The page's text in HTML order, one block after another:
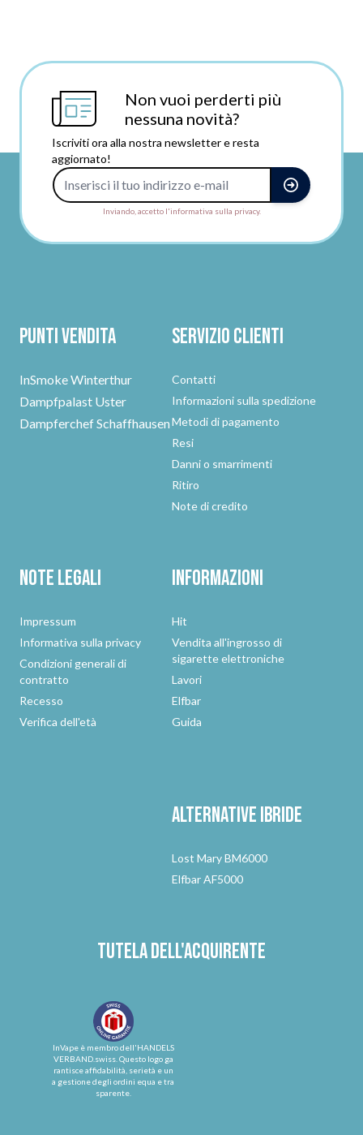
Non vuoi perderti più
nessuna novità?
Iscriviti ora alla nostra newsletter e resta
aggiornato!
Inviando, accetto l'informativa sulla privacy.
Punti vendita
InSmoke Winterthur
Dampfpalast Uster
Dampferchef Schaffhausen
Servizio clienti
Contatti
Informazioni sulla spedizione
Metodi di pagamento
Resi
Danni o smarrimenti
Ritiro
Note di credito
Note legali
Impressum
Informativa sulla privacy
Condizioni generali di
contratto
Recesso
Verifica dell'età
Informazioni
Hit
Vendita all'ingrosso di
sigarette elettroniche
Lavori
Elfbar
Guida
Alternativeibride
Lost Mary BM6000
Elfbar AF5000
Tutela dell'acquirente
InVape è membro dell'HANDELS
VERBAND.swiss. Questo logo ga
rantisce affidabilità, serietà e un
a gestione degli ordini equa e tra
sparente.